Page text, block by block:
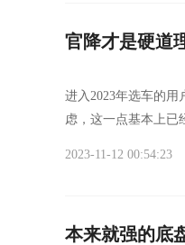
官降才是硬道
进入2023年选车的
虑，这一点基本上已
2023-11-12 00:54:23
本来就强的底